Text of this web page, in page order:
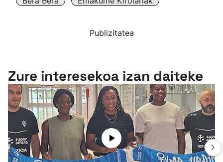
Publizitatea
Zure interesekoa izan daiteke